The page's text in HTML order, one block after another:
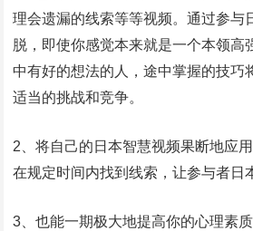
理会遗漏的线索等等视频。通过参与
脱，即使你感觉本来就是一个本领高
中有好的想法的人，途中掌握的技巧
适当的挑战和竞争。
2、将自己的日本智慧视频果断地应
在规定时间内找到线索，让参与者日
3、也能一期极大地提高你的心理素